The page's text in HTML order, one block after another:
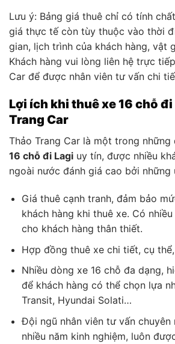
Lưu ý: Bảng giá thuê chỉ có tính
giá thực tế còn tùy thuộc vào thời
gian, lịch trình của khách hàng, vật
Khách hàng vui lòng liên hệ trực
Car để được nhân viên tư vấn chi
Lợi ích khi thuê xe 16 chỗ
Trang Car
Thảo Trang Car là một trong những
16 chỗ đi Lagi uy tín, được nhiều
ngoài nước đánh giá cao bởi những
Giá thuê cạnh tranh, đảm bảo
khách hàng khi thuê xe. Có
cho khách hàng thân thiết.
Hợp đồng thuê xe chi tiết, cụ
Nhiều dòng xe 16 chỗ đa dạng,
để khách hàng có thể chọn lựa
Transit, Hyundai Solati…
Đội ngũ nhân viên tư vấn chuyên
nhiều năm kinh nghiệm, luôn